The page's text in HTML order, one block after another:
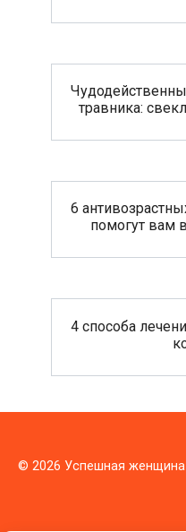
травника:
6
помогут вам
4 способа
© 2026 Успешная женщина